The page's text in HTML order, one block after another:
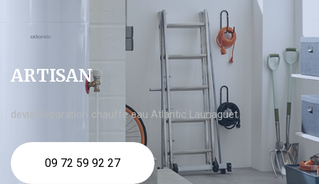
ARTISAN
devis Réparation chauffe eau Atlantic Launaguet
09 72 59 92 27